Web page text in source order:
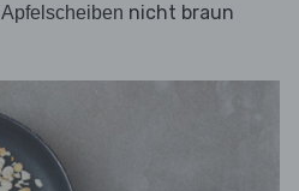
Apfelscheiben nicht braun